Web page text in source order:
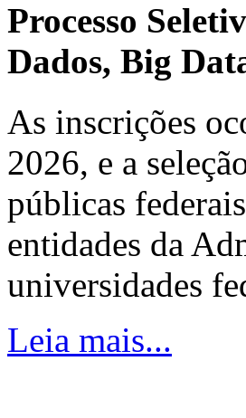
Processo
Dados, Big
As inscrições
2026, e a
públicas
entidades da
universidades
Leia mais...